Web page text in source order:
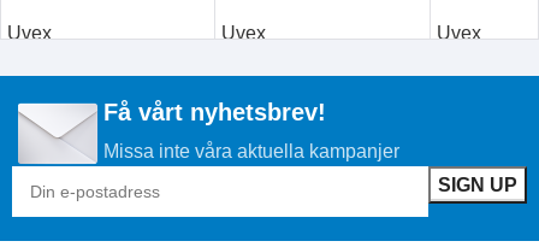
Uvex
Uvex
11
Uvex
Få vårt nyhetsbrev!
Missa inte våra aktuella kampanjer